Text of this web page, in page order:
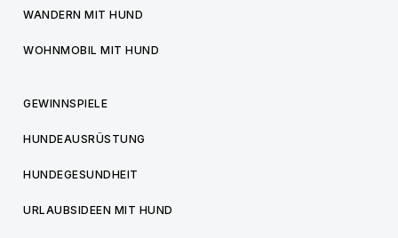
WANDERN MIT HUND
WOHNMOBIL MIT HUND
GEWINNSPIELE
HUNDEAUSRÜSTUNG
HUNDEGESUNDHEIT
URLAUBSIDEEN MIT HUND